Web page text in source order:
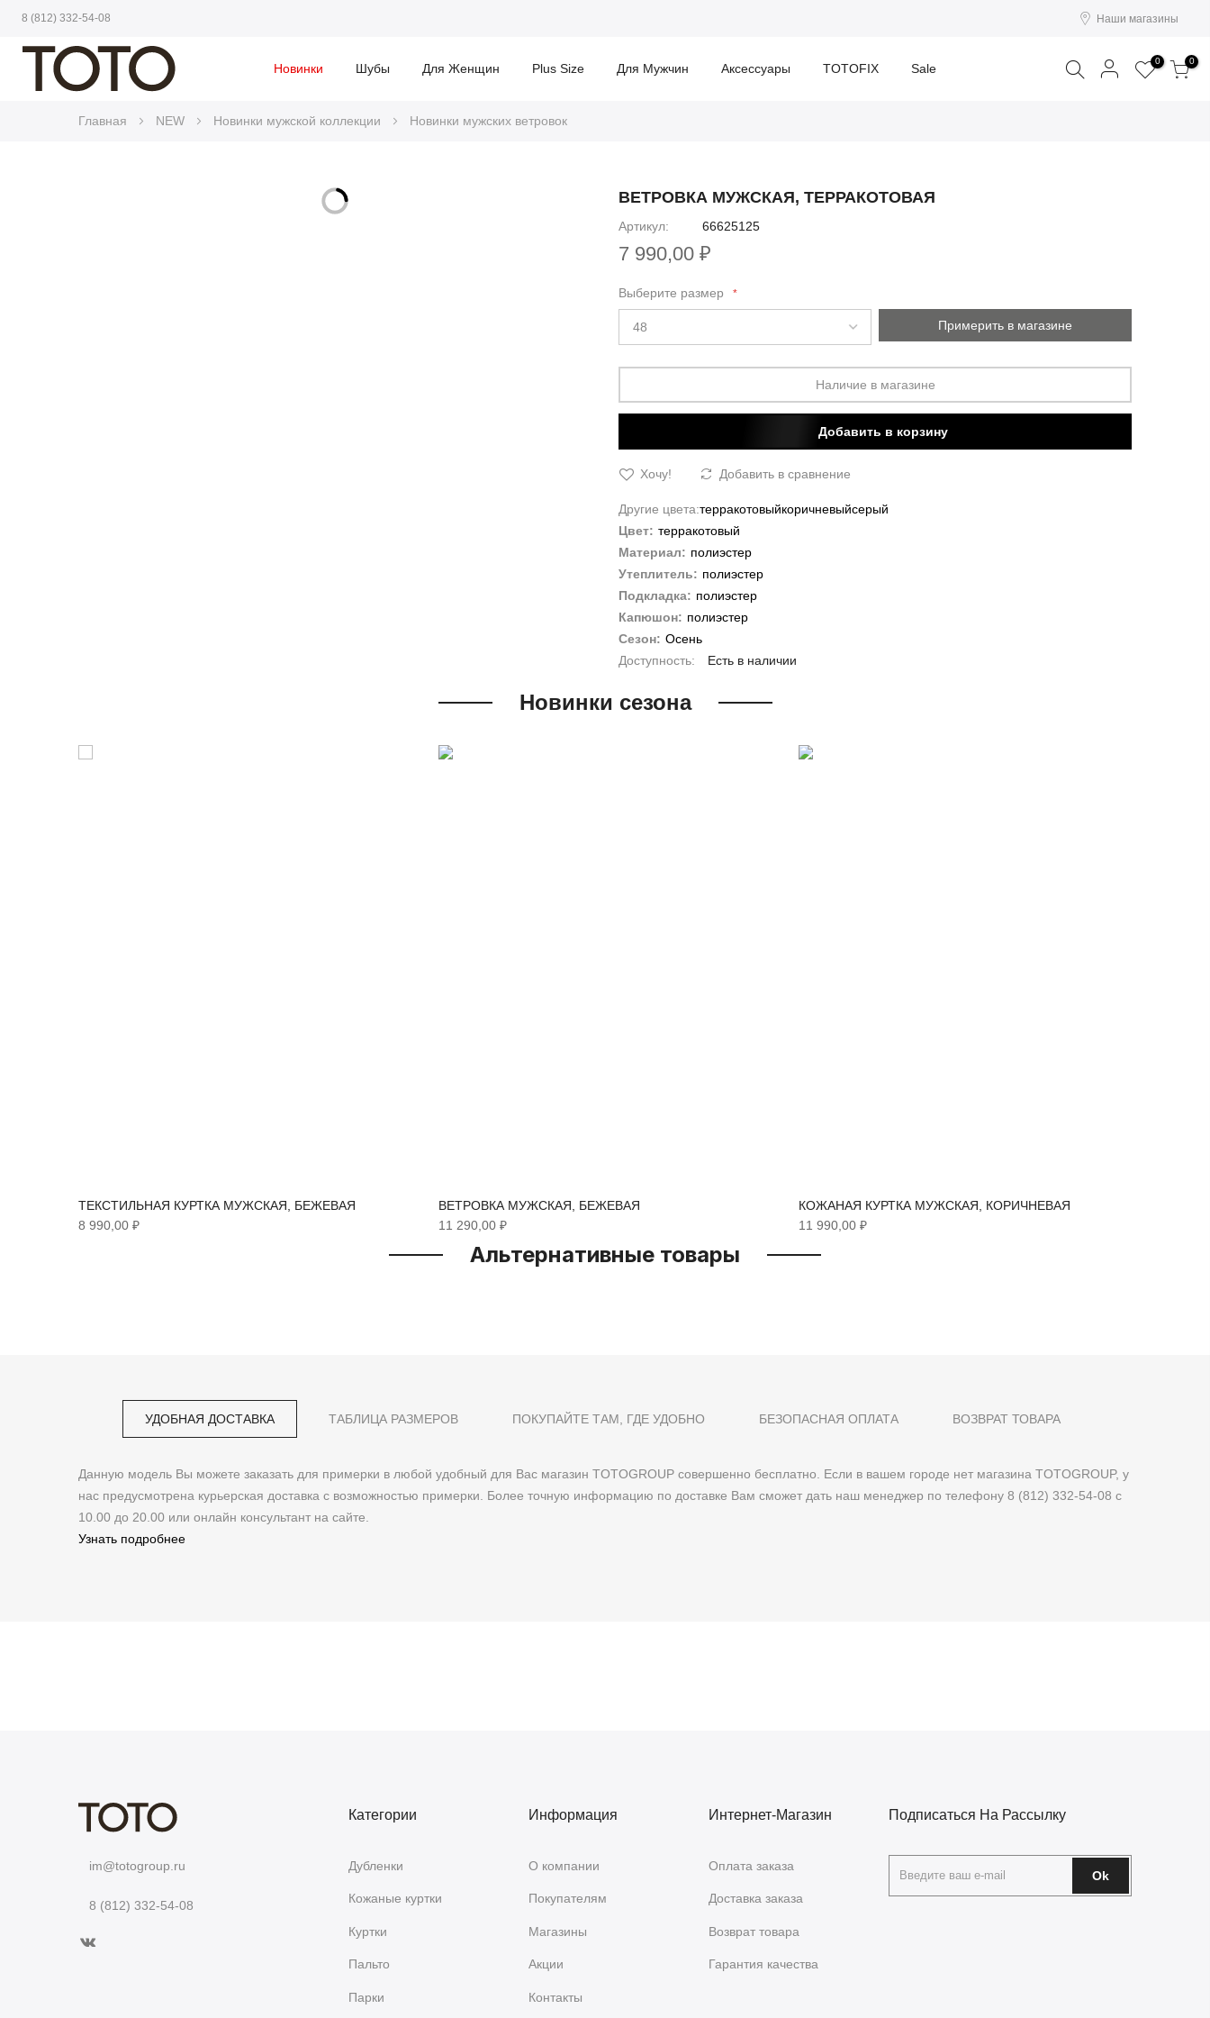
8 (812) 332-54-08 Наши магазины
Новинки Шубы Для Женщин Plus Size Для Мужчин Аксессуары TOTOFIX Sale Поиск 0 0
Главная NEW Новинки мужской коллекции Новинки мужских ветровок
ВЕТРОВКА МУЖСКАЯ, ТЕРРАКОТОВАЯ
Артикул 66625125
7 990,00 ₽
Выберите размер
Примерить в магазине
Наличие в магазине
Добавить в корзину
Хочу! Добавить в сравнение
Другие цвета:терракотовыйкоричневыйсерый
Цвет: терракотовый
Материал: полиэстер
Утеплитель: полиэстер
Подкладка: полиэстер
Капюшон: полиэстер
Сезон: Осень
Есть в наличии
Новинки сезона
ТЕКСТИЛЬНАЯ КУРТКА МУЖСКАЯ, БЕЖЕВАЯ
8 990,00 ₽
ВЕТРОВКА МУЖСКАЯ, БЕЖЕВАЯ
11 290,00 ₽
КОЖАНАЯ КУРТКА МУЖСКАЯ, КОРИЧНЕВАЯ
11 990,00 ₽
Альтернативные товары
УДОБНАЯ ДОСТАВКА
Данную модель Вы можете заказать для примерки в любой удобный для Вас магазин TOTOGROUP совершенно бесплатно. Если в вашем городе нет магазина TOTOGROUP, у
нас предусмотрена курьерская доставка с возможностью примерки. Более точную информацию по доставке Вам сможет дать наш менеджер по телефону 8 (812) 332-54-08 с
10.00 до 20.00 или онлайн консультант на сайте.
Узнать подробнее
ТАБЛИЦА РАЗМЕРОВ ПОКУПАЙТЕ ТАМ, ГДЕ УДОБНО БЕЗОПАСНАЯ ОПЛАТА ВОЗВРАТ ТОВАРА
im@totogroup.ru
8 (812) 332-54-08
Категории
Дубленки
Кожаные куртки
Куртки
Пальто
Парки
Информация
О компании
Покупателям
Магазины
Акции
Контакты
Интернет-Магазин
Оплата заказа
Доставка заказа
Возврат товара
Гарантия качества
Подписаться На Рассылку
Ok